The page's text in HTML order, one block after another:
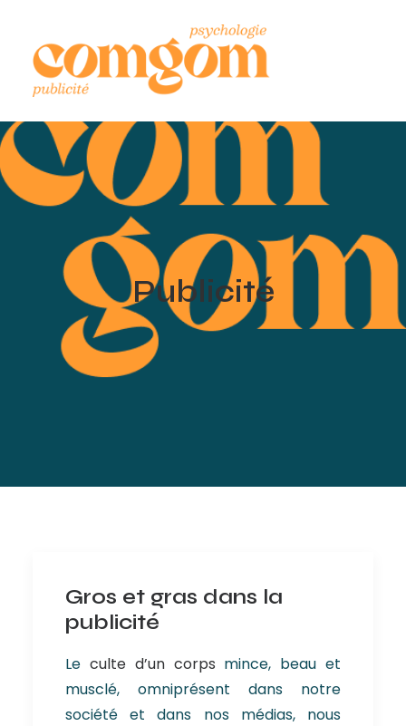
Publicité
Gros et gras dans la
publicité
Le culte d’un corps mince, beau et
musclé, omniprésent dans notre
société et dans nos médias, nous